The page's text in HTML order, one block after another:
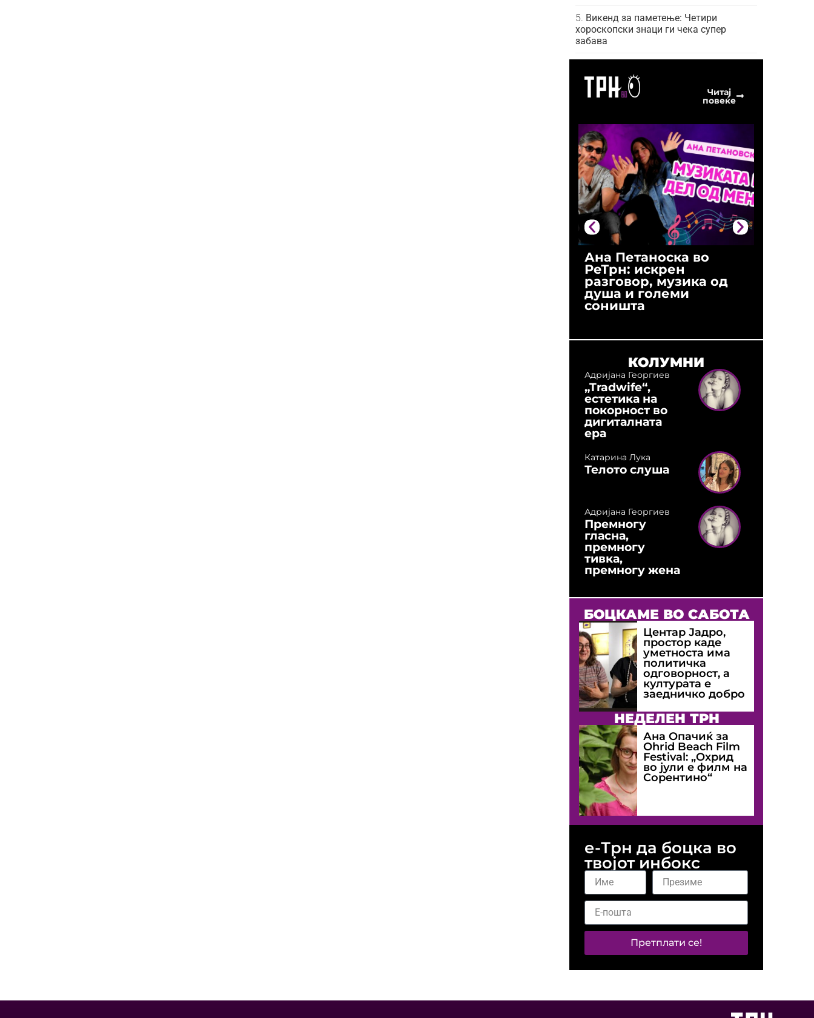
Викенд за паметење: Четири
хороскопски знаци ги чека супер
забава
Читај
повеќе
Ана Петаноска во
РеТрн: искрен
разговор, музика од
душа и големи
соништа
КОЛУМНИ
Адријана Георгиев
„Tradwife“,
естетика на
покорност во
дигиталната
ера
Катарина Лука
Телото слуша
Адријана Георгиев
Премногу
гласна,
премногу
тивка,
премногу жена
БОЦКАМЕ ВО САБОТА
Центар Јадро,
простор каде
уметноста има
политичка
одговорност, а
културата е
заедничко добро
НЕДЕЛЕН ТРН
Ана Опачиќ за
Оhrid Beach Film
Festival: „Охрид
во јули е филм на
Сорентино“
е-Трн да боцка во
твојот инбокс
Претплати се!